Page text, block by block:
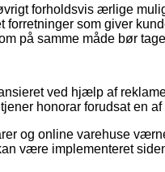
forholdsvis ærlige
forretninger som giver
på samme måde bør
ved hjælp af
honorar forudsat en
og online varehuse
være implementeret